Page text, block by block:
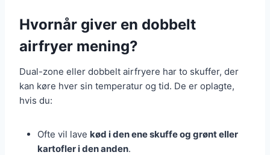
Hvornår giver en dobbelt
airfryer mening?
Dual-zone eller dobbelt airfryere har to skuffer, der
kan køre hver sin temperatur og tid. De er oplagte,
hvis du:
Ofte vil lave kød i den ene skuffe og grønt eller
kartofler i den anden.